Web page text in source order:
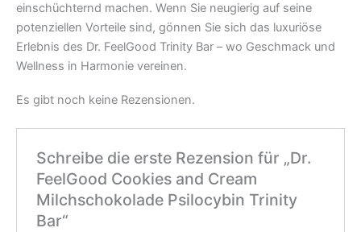
einschüchternd machen. Wenn Sie neugierig auf seine
potenziellen Vorteile sind, gönnen Sie sich das luxuriöse
Erlebnis des Dr. FeelGood Trinity Bar – wo Geschmack und
Wellness in Harmonie vereinen.
Es gibt noch keine Rezensionen.
Schreibe die erste Rezension für „Dr.
FeelGood Cookies and Cream
Milchschokolade Psilocybin Trinity
Bar“